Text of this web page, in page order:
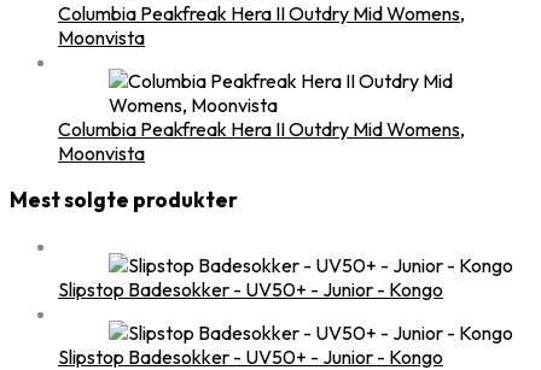
Columbia Peakfreak Hera II Outdry Mid Womens,
Moonvista
Columbia Peakfreak Hera II Outdry Mid Womens,
Moonvista
Mest solgte produkter
Slipstop Badesokker - UV50+ - Junior - Kongo
Slipstop Badesokker - UV50+ - Junior - Kongo